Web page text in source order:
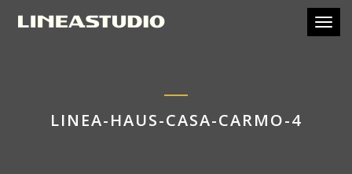
LINEA-HAUS-CASA-CARMO-4